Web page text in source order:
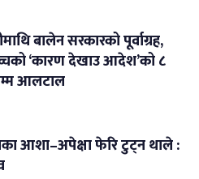
बालेन सरकारको पूर्वाग्रह,
‘कारण देखाउ आदेश’को ८
आलटाल
आशा–अपेक्षा फेरि टुट्न थाले :